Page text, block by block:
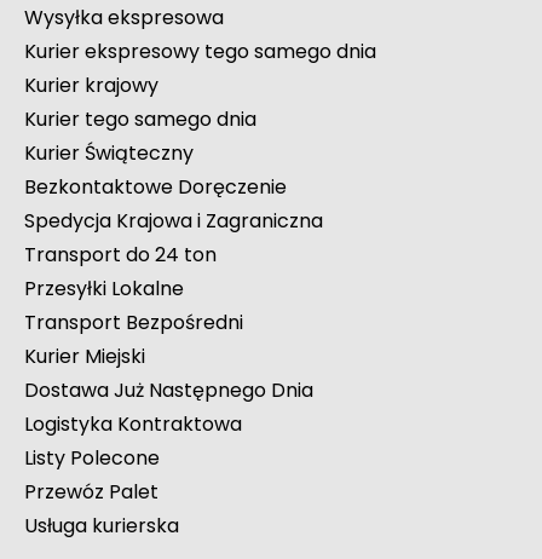
Wysyłka ekspresowa
Kurier ekspresowy tego samego dnia
Kurier krajowy
Kurier tego samego dnia
Kurier Świąteczny
Bezkontaktowe Doręczenie
Spedycja Krajowa i Zagraniczna
Transport do 24 ton
Przesyłki Lokalne
Transport Bezpośredni
Kurier Miejski
Dostawa Już Następnego Dnia
Logistyka Kontraktowa
Listy Polecone
Przewóz Palet
Usługa kurierska